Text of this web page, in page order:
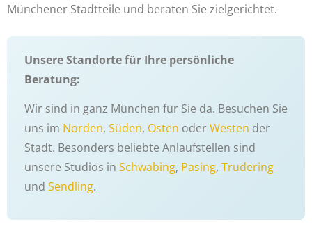
Münchener Stadtteile und beraten Sie zielgerichtet.
Unsere Standorte für Ihre persönliche
Beratung:
Wir sind in ganz München für Sie da. Besuchen Sie
uns im Norden, Süden, Osten oderWesten der
Stadt. Besonders beliebte Anlaufstellen sind
unsere Studios in Schwabing, Pasing, Trudering
und Sendling.